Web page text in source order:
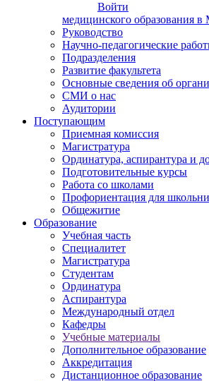
Войти
медицинского образования
Руководство
Научно-педагогические
Подразделения
Развитие факультета
Основные сведения об
СМИ о нас
Аудитории
Поступающим
Приемная комиссия
Магистратура
Ординатура, аспирантура и
Подготовительные курсы
Работа со школами
Профориентация для
Общежитие
Образование
Учебная часть
Специалитет
Магистратура
Студентам
Ординатура
Аспирантура
Международный отдел
Кафедры
Учебные материалы
Дополнительное образование
Аккредитация
Дистанционное образование